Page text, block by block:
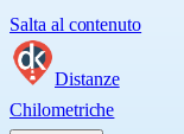
Salta al contenuto
Distanze
Chilometriche